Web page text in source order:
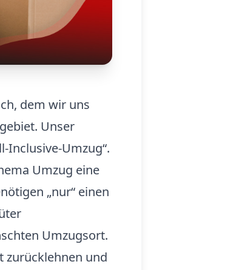
dem wir uns
Unser
Inclusive-Umzug“.
Umzug eine
„nur“ einen
Umzugsort.
zurücklehnen und